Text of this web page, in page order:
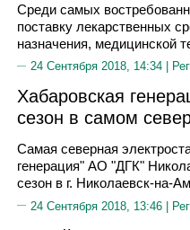
Среди самых
поставку лекарственных
назначения, медицинской
24 Сентября 2018, 14:34 |
Хабаровская
сезон в самом
Самая северная
генерация" АО "ДГК"
сезон в г. Николаевск-на-
24 Сентября 2018, 13:46 |